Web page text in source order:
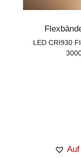
LED CRI930